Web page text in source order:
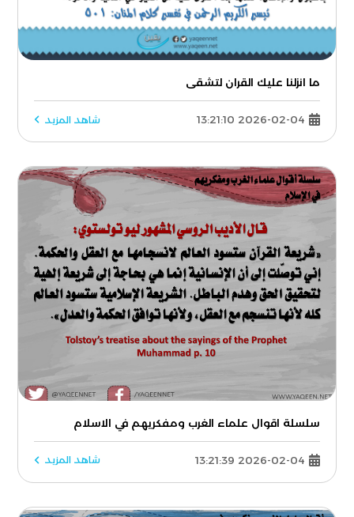
ما انزلنا عليك القران لتشقى
2026-02-04 13:21:10 شاهد المزيد
سلسلة اقوال علماء الغرب ومفكريهم في الاسلام
2026-02-04 13:21:39 شاهد المزيد